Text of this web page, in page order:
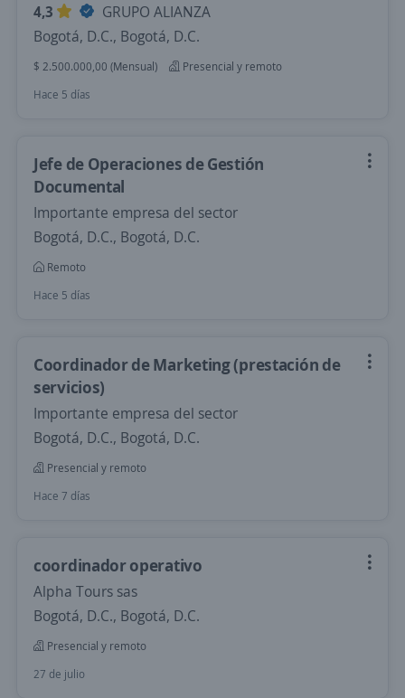
4,3
GRUPO ALIANZA
Bogotá, D.C., Bogotá, D.C.
$ 2.500.000,00 (Mensual)
Presencial y remoto
Hace 5 días
Jefe de Operaciones de Gestión
Documental
Importante empresa del sector
Bogotá, D.C., Bogotá, D.C.
Remoto
Hace 5 días
Coordinador de Marketing (prestación de
servicios)
Importante empresa del sector
Bogotá, D.C., Bogotá, D.C.
Presencial y remoto
Hace 7 días
coordinador operativo
Alpha Tours sas
Bogotá, D.C., Bogotá, D.C.
Presencial y remoto
27 de julio